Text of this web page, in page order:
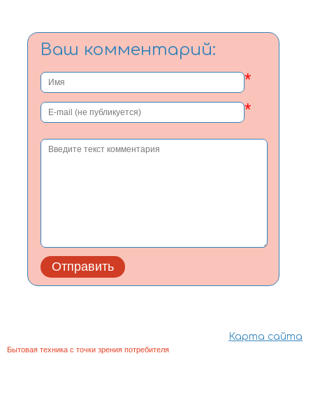
Ваш комментарий:
*
*
Бытовая техника с точки зрения потребителя
Карта сайта